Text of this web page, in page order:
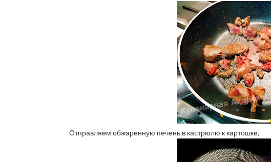
Отправляем обжаренную печень в кастрюлю к картошке,